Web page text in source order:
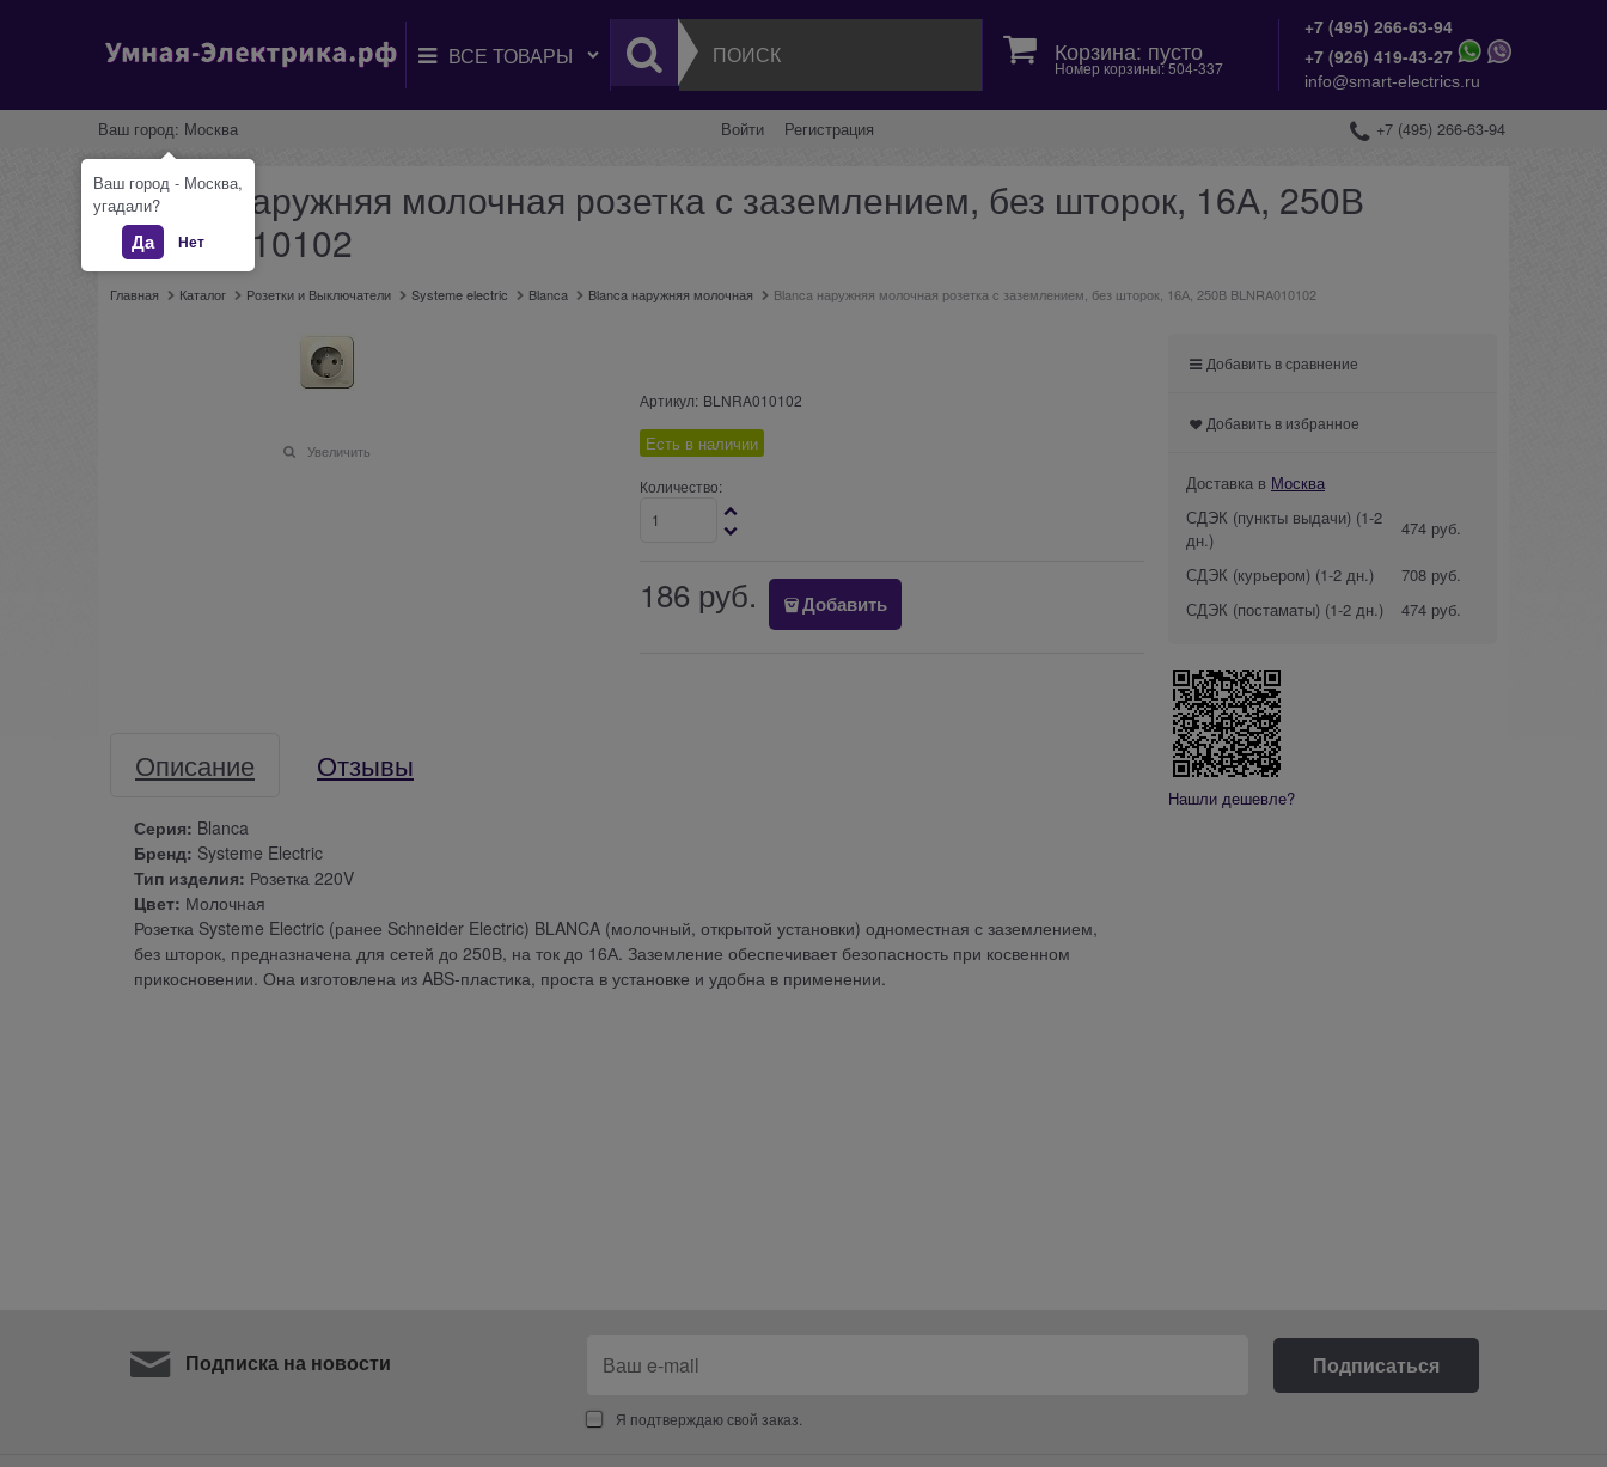
Корзина: пусто
Номер корзины: 504-337
+7 (495) 266-63-94
+7 (926) 419-43-27
info@smart-electrics.ru
Ваш город: Москва Войти Регистрация +7 (495) 266-63-94
Blanca наружняя молочная розетка с заземлением, без шторок, 16А, 250В
BLNRA010102
Главная Каталог Розетки и Выключатели Systeme electric Blanca Blanca наружняя молочная Blanca наружняя молочная розетка с заземлением, без шторок, 16А, 250В BLNRA010102
Увеличить
Артикул: BLNRA010102
Есть в наличии
Количество:
186 руб. Добавить
Описание Отзывы
Серия: Blanca
Бренд: Systeme Electric
Тип изделия: Розетка 220V
Цвет: Молочная
Розетка Systeme Electric (ранее Schneider Electric) BLANCA (молочный, открытой установки) одноместная с заземлением,
без шторок, предназначена для сетей до 250В, на ток до 16А. Заземление обеспечивает безопасность при косвенном
прикосновении. Она изготовлена из ABS-пластика, проста в установке и удобна в применении.
Добавить в сравнение
Добавить в избранное
Доставка в Москва
СДЭК (пункты выдачи) (1-2
дн.)
474 руб.
СДЭК (курьером) (1-2 дн.)
708 руб.
СДЭК (постаматы) (1-2 дн.) 474 руб.
Нашли дешевле?
Подписка на новости
Я подтверждаю свой заказ.
Ваш город - Москва,
угадали?
Да Нет